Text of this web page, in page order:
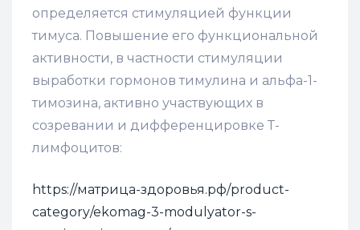
определяется стимуляцией функции
тимуса. Повышение его функциональной
активности, в частности стимуляции
выработки гормонов тимулина и альфа-1-
тимозина, активно участвующих в
созревании и дифференцировке Т-
лимфо­цитов:
https://матрица-здоровья.рф/product-
category/ekomag-3-modulyator-s-